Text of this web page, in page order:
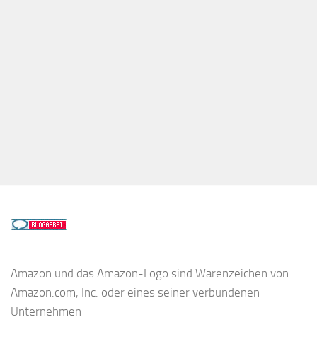
Amazon und das Amazon-Logo sind Warenzeichen von
Amazon.com, Inc. oder eines seiner verbundenen
Unternehmen